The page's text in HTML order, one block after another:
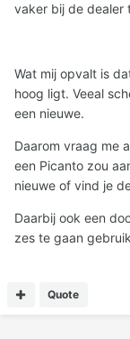
vaker bij de dealer
Wat mij opvalt is
hoog ligt. Veeal
een nieuwe.
Daarom vraag me
een Picanto zou
nieuwe of vind je
Daarbij ook een
zes te gaan
Quote